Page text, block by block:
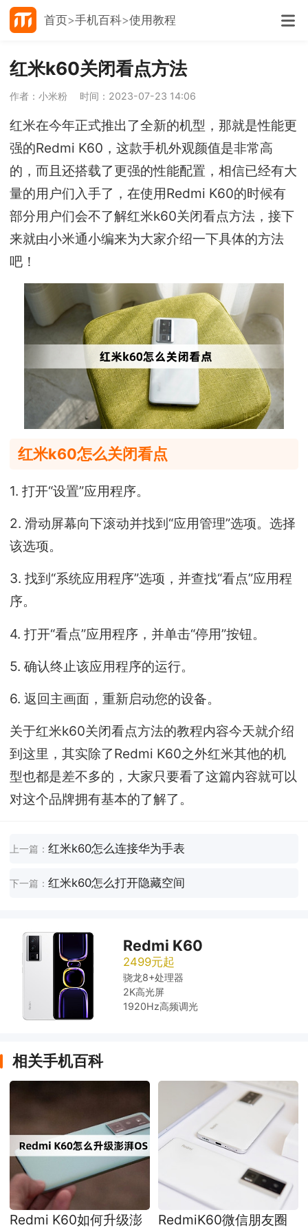
首页 手机百科 使用教程
红米k60关闭看点方法
作者：小米粉 时间：2023-07-23 14:06
红米在今年正式推出了全新的机型，那就是性能更
强的Redmi K60，这款手机外观颜值是非常高
的，而且还搭载了更强的性能配置，相信已经有大
量的用户们入手了，在使用Redmi K60的时候有
部分用户们会不了解红米k60关闭看点方法，接下
来就由小米通小编来为大家介绍一下具体的方法
吧！
红米k60怎么关闭看点
1. 打开“设置”应用程序。
2. 滑动屏幕向下滚动并找到“应用管理”选项。选择
该选项。
3. 找到“系统应用程序”选项，并查找“看点”应用程
序。
4. 打开“看点”应用程序，并单击“停用”按钮。
5. 确认终止该应用程序的运行。
6. 返回主画面，重新启动您的设备。
关于红米k60关闭看点方法的教程内容今天就介绍
到这里，其实除了Redmi K60之外红米其他的机
型也都是差不多的，大家只要看了这篇内容就可以
对这个品牌拥有基本的了解了。
上一篇：红米k60怎么连接华为手表
下一篇：红米k60怎么打开隐藏空间
Redmi K60
2499元起
骁龙8+处理器
2K高光屏
1920Hz高频调光
相关手机百科
Redmi K60如何升级澎
RedmiK60微信朋友圈